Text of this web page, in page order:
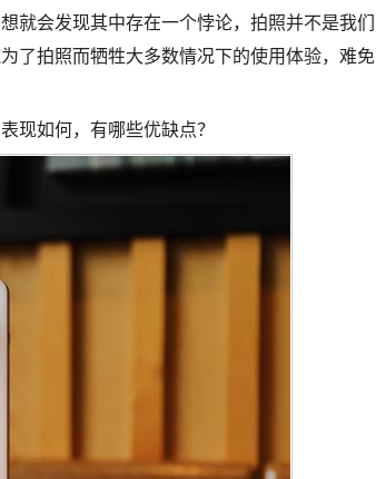
就会发现其中存在一个悖论，拍照并不是我们
了拍照而牺牲大多数情况下的使用体验，难免
现如何，有哪些优缺点？